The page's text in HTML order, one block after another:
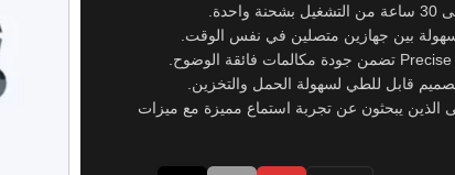
بسهولة بين جهازين متصلين في نفس الوقت.
قابل للطي لسهولة الحمل والتخزين.
الذين يبحثون عن تجربة استماع مميزة مع ميزات